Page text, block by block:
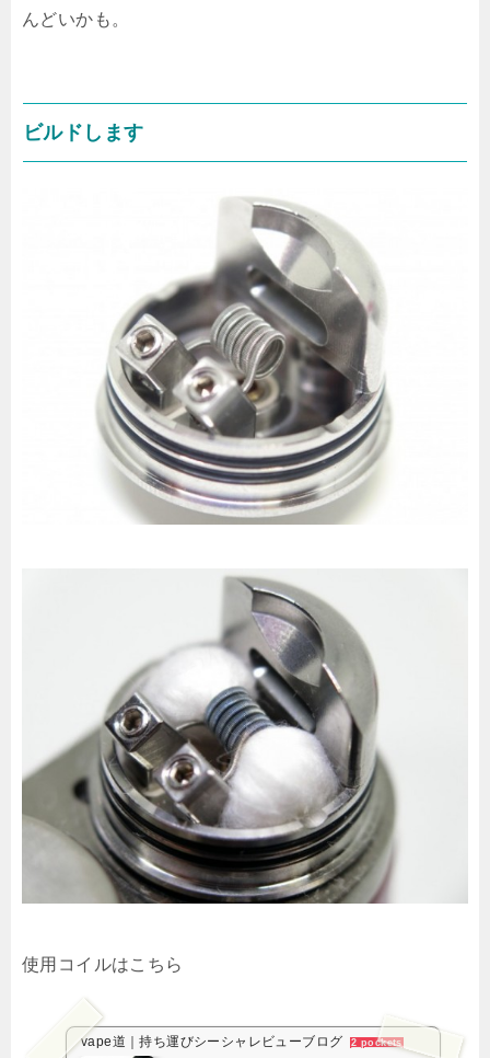
んどいかも。
ビルドします
使用コイルはこちら
vape道｜持ち運びシーシャレビューブログ 2 pockets